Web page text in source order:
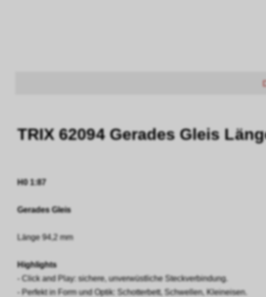
TRIX 62094 Gerades Gleis
H0 1:87
Gerades Gleis
Länge 94,2 mm
Highlights
- Click and Play: sichere, unverwüstliche Steckverbindung.
- Perfekt in Form und Optik: Schotterbett, Schwellen, Kleineisen.